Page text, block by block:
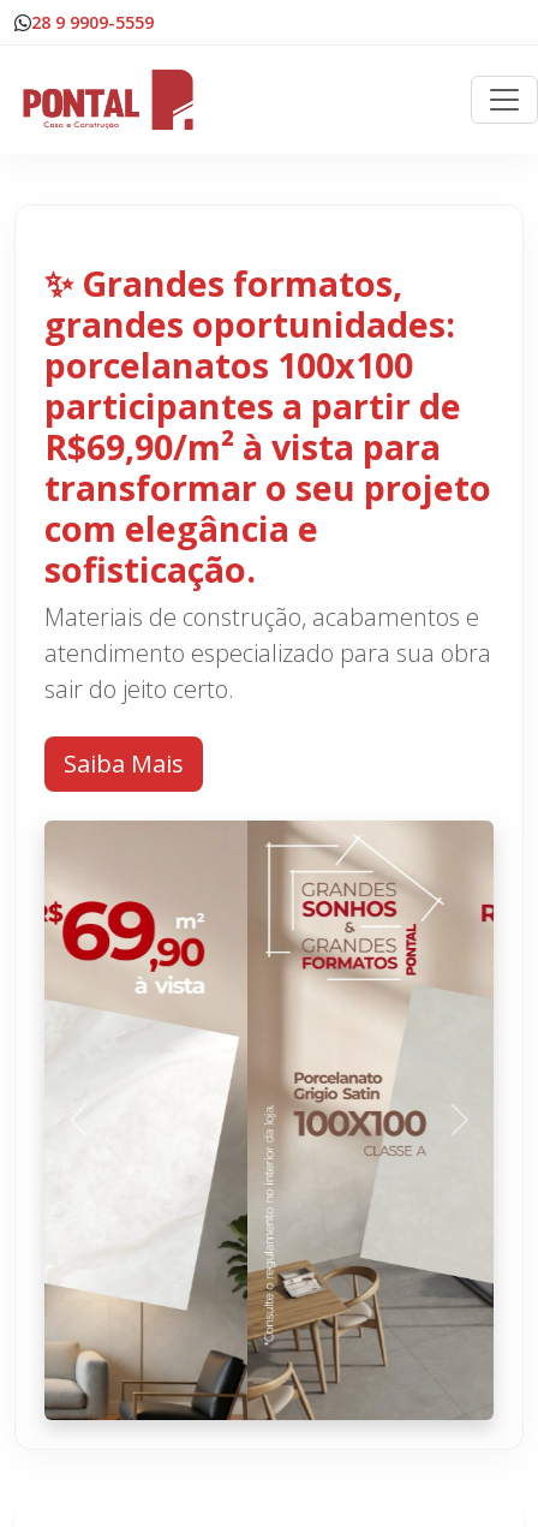
28 9 9909-5559
✨ Grandes formatos,
grandes oportunidades:
porcelanatos 100x100
participantes a partir de
R$69,90/m² à vista para
transformar o seu projeto
com elegância e
sofisticação.
Materiais de construção, acabamentos e
atendimento especializado para sua obra
sair do jeito certo.
Saiba Mais
Próximo